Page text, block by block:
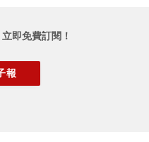
即免費訂閱！